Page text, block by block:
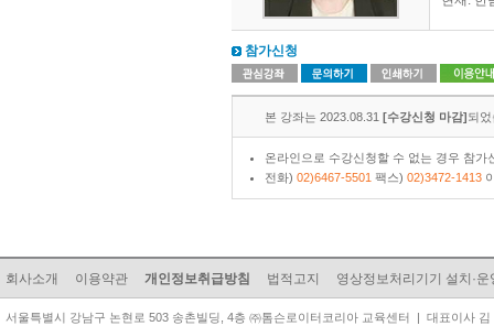
참가신청
본 강좌는 2023.08.31 [수강신청 마감]되
온라인으로 수강신청할 수 없는 경우 참
전화) 02)6467-5501 팩스) 02)3472-1413
회사소개 이용약관 개인정보취급방침 법적고지 영상정보처리기기 설치·운
서울특별시 강남구 논현로 503 송촌빌딩, 4층 ㈜톰슨로이터코리아 교육센터 | 대표이사